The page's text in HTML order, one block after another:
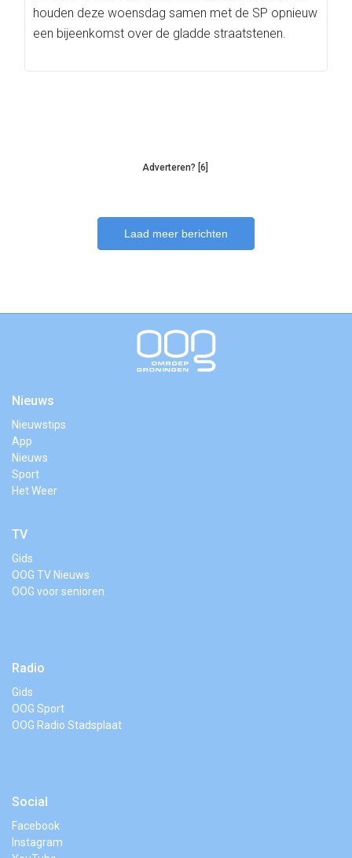
houden deze woensdag samen met de SP opnieuw
een bijeenkomst over de gladde straatstenen.
Adverteren? [6]
Laad meer berichten
Nieuws
Nieuwstips
App
Nieuws
Sport
Het Weer
TV
Gids
OOG TV Nieuws
OOG voor senioren
Radio
Gids
OOG Sport
OOG Radio Stadsplaat
Social
Facebook
Instagram